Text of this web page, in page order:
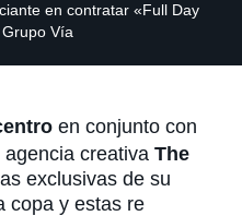
en contratar «Full Day
Vía
en conjunto con
agencia creativa The
exclusivas de su
copa y estas re